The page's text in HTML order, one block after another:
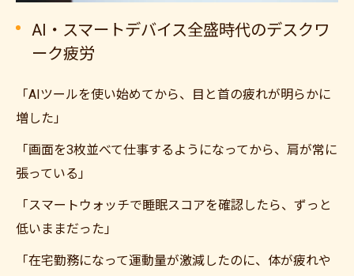
AI・スマートデバイス全盛時代のデスクワ
ーク疲労
「AIツールを使い始めてから、目と首の疲れが明らかに
増した」
「画面を3枚並べて仕事するようになってから、肩が常に
張っている」
「スマートウォッチで睡眠スコアを確認したら、ずっと
低いままだった」
「在宅勤務になって運動量が激減したのに、体が疲れや